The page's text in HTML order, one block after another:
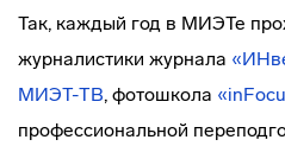
Так, каждый год в МИЭТе
журналистики журнала
МИЭТ-ТВ, фотошкола
профессиональной